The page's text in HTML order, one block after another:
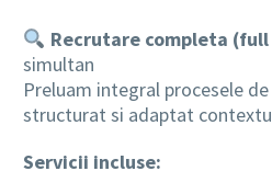
Recrutare completa
simultan
Preluam integral procesele
structurat si adaptat
Servicii incluse: